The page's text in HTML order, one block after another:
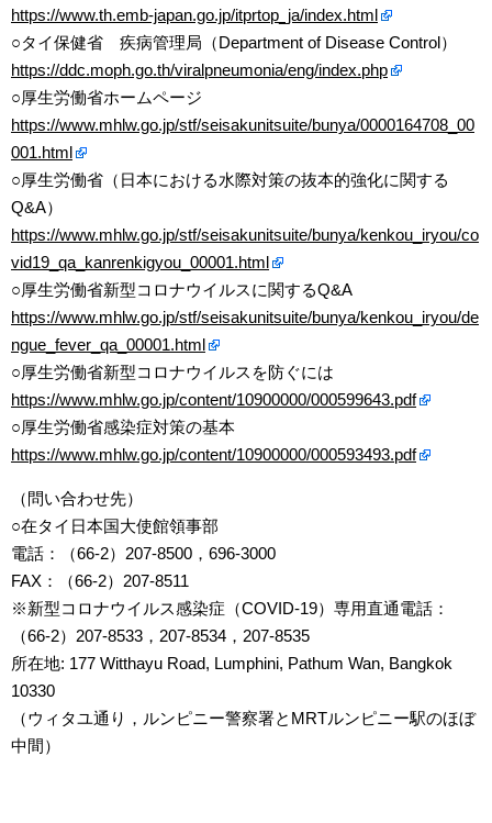
https://www.th.emb-japan.go.jp/itprtop_ja/index.html
○タイ保健省 疾病管理局（Department of Disease Control）
https://ddc.moph.go.th/viralpneumonia/eng/index.php
○厚生労働省ホームページ
https://www.mhlw.go.jp/stf/seisakunitsuite/bunya/0000164708_00
001.html
○厚生労働省（日本における水際対策の抜本的強化に関する
Q&A）
https://www.mhlw.go.jp/stf/seisakunitsuite/bunya/kenkou_iryou/co
vid19_qa_kanrenkigyou_00001.html
○厚生労働省新型コロナウイルスに関するQ&A
https://www.mhlw.go.jp/stf/seisakunitsuite/bunya/kenkou_iryou/de
ngue_fever_qa_00001.html
○厚生労働省新型コロナウイルスを防ぐには
https://www.mhlw.go.jp/content/10900000/000599643.pdf
○厚生労働省感染症対策の基本
https://www.mhlw.go.jp/content/10900000/000593493.pdf
（問い合わせ先）
○在タイ日本国大使館領事部
電話：（66-2）207-8500，696-3000
FAX：（66-2）207-8511
※新型コロナウイルス感染症（COVID-19）専用直通電話：
（66-2）207-8533，207-8534，207-8535
所在地: 177 Witthayu Road, Lumphini, Pathum Wan, Bangkok
10330
（ウィタユ通り，ルンピニー警察署とMRTルンピニー駅のほぼ
中間）